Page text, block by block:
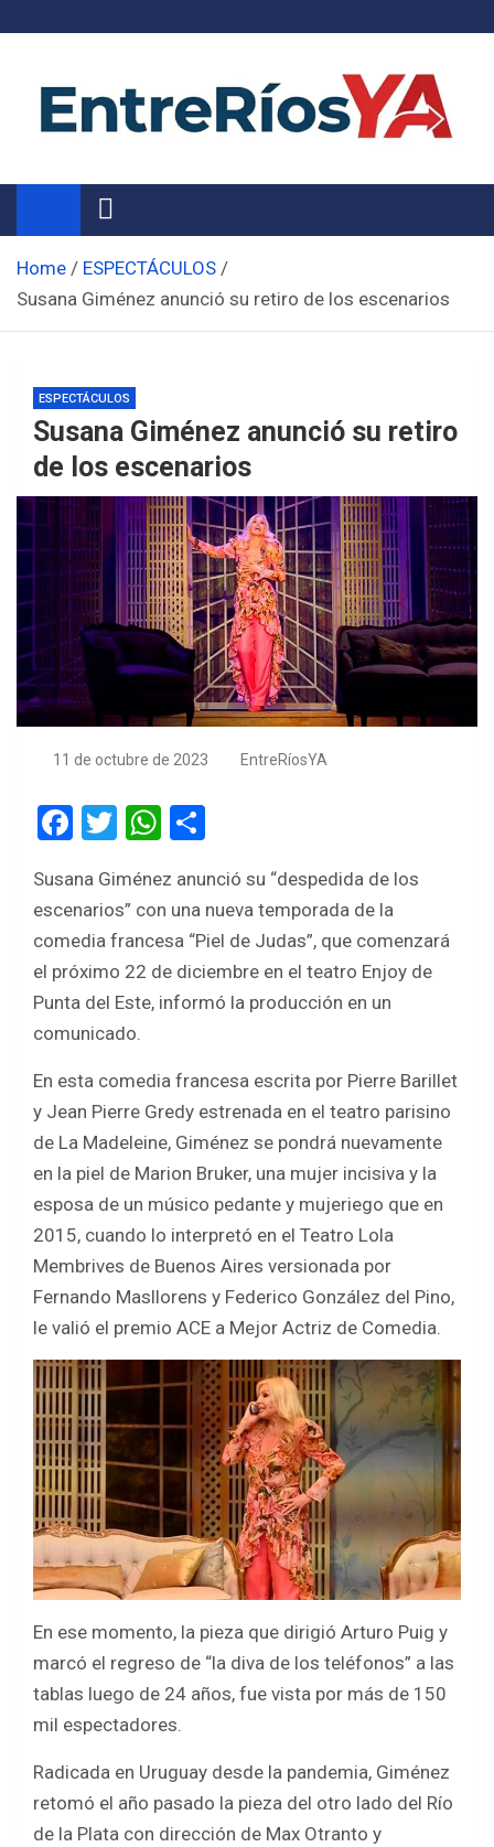
Noticias de Entre Ríos
Información de toda la provincia ahora
Home
ESPECTÁCULOS
Susana Giménez anunció su retiro de los escenarios
ESPECTÁCULOS
Susana Giménez anunció su retiro
de los escenarios
11 de octubre de 2023 EntreRíosYA
F
ce
b
o
o
k
T
tt
er
W
at
s
A
p
ar
e
Susana Giménez anunció su “despedida de los
escenarios” con una nueva temporada de la
comedia francesa “Piel de Judas”, que comenzará
el próximo 22 de diciembre en el teatro Enjoy de
Punta del Este, informó la producción en un
comunicado.
En esta comedia francesa escrita por Pierre Barillet
y Jean Pierre Gredy estrenada en el teatro parisino
de La Madeleine, Giménez se pondrá nuevamente
en la piel de Marion Bruker, una mujer incisiva y la
esposa de un músico pedante y mujeriego que en
2015, cuando lo interpretó en el Teatro Lola
Membrives de Buenos Aires versionada por
Fernando Masllorens y Federico González del Pino,
le valió el premio ACE a Mejor Actriz de Comedia.
En ese momento, la pieza que dirigió Arturo Puig y
marcó el regreso de “la diva de los teléfonos” a las
tablas luego de 24 años, fue vista por más de 150
mil espectadores.
Radicada en Uruguay desde la pandemia, Giménez
retomó el año pasado la pieza del otro lado del Río
de la Plata con dirección de Max Otranto y